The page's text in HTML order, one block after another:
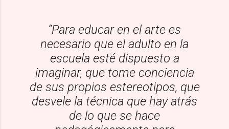
“Para educar en el arte es
necesario que el adulto en la
escuela esté dispuesto a
imaginar, que tome conciencia
de sus propios estereotipos, que
desvele la técnica que hay atrás
de lo que se hace